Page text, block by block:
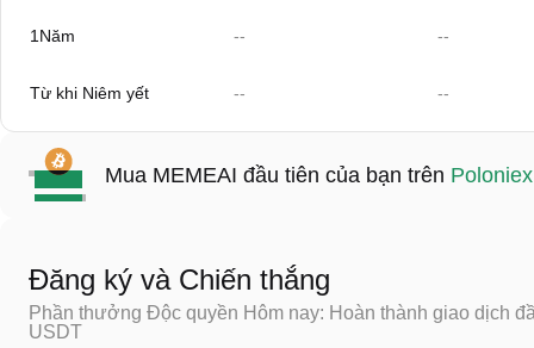
1Năm -- --
Từ khi Niêm yết -- --
Mua MEMEAI đầu tiên của bạn trên Poloniex
Đăng ký và Chiến thắng
Phần thưởng Độc quyền Hôm nay: Hoàn thành giao dịch
USDT